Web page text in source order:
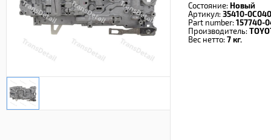
Состояние: Новый
Артикул: 35410-0C040
Part number: 157740-
Производитель:
Вес нетто: 7 кг.